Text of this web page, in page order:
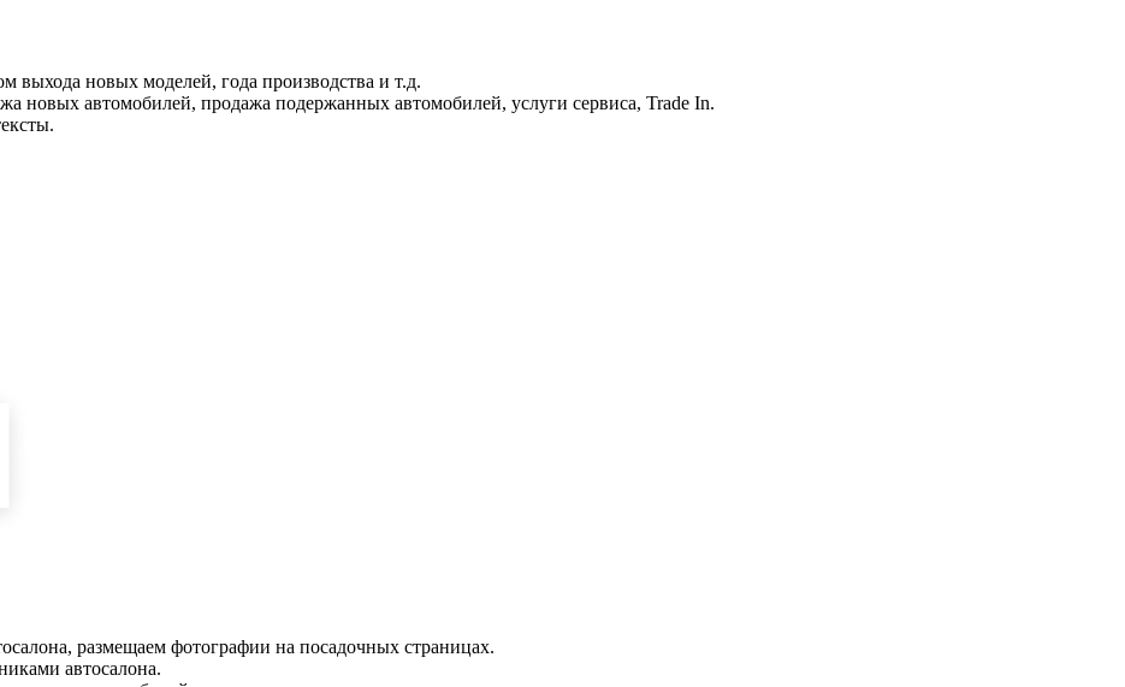
выхода новых моделей, года производства и т.д.
новых автомобилей, продажа подержанных автомобилей, услуги сервиса, Trade In.
размещаем фотографии на посадочных страницах.
автосалона.